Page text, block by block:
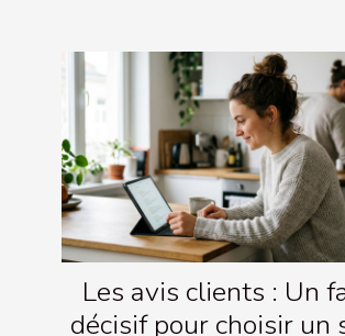
Les avis clients : Un
décisif pour choisir un